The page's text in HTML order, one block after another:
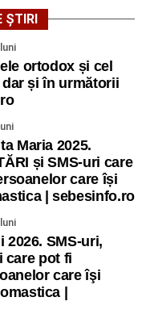
ȘTIRI
ortodox și cel
și în următorii
Maria 2025.
și SMS-uri care
care își
| sebesinfo.ro
2026. SMS-uri,
care pot fi
care îşi
|